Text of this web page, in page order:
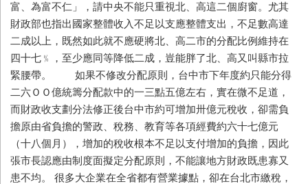
富、為富不仁」，請中央不能只重視北、高這二個廚窗。尤其
財政部也指出國家整體收入不足以支應整體支出，不足數高達
二成以上，既然如此就不應硬將北、高二市的分配比例維持在
四十七﹪，至少應同等降低二成，豈能胖了北、高又叫縣市拉
緊腰帶。 如果不修改分配原則，台中市下年度約只能分得
二六ＯＯ億統籌分配款中的一三點五億左右，實在微不足道，
而財政收支劃分法修正後台中市約可增加卅億元稅收，卻需負
擔原由省負擔的警政、稅務、教育等各項經費約六十七億元
（十八個月），增加的稅收根本不足以支付增加的負擔，因此
張市長認應由制度面擬定分配原則，不能讓地方財政既患寡又
患不均。 很多大企業在全省都有營業據點，卻在台北市繳稅，